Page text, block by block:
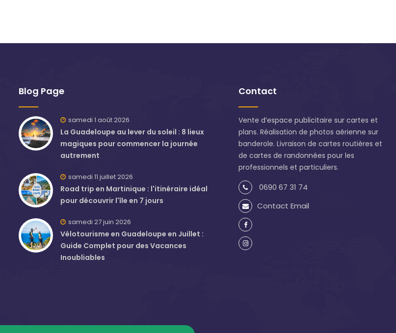
Blog Page
samedi 1 août 2026
La Guadeloupe au lever du soleil : 8 lieux
magiques pour commencer la journée
autrement
samedi 11 juillet 2026
Road trip en Martinique : l'itinéraire idéal
pour découvrir l'île en 7 jours
samedi 27 juin 2026
Vélotourisme en Guadeloupe en Juillet :
Guide Complet pour des Vacances
Inoubliables
Contact
Vente d’espace publicitaire sur cartes et
plans. Réalisation de photos aérienne sur
banderole. Livraison de cartes routières et
de cartes de randonnées pour les
professionnels et particuliers.
0690 67 31 74
Contact Email